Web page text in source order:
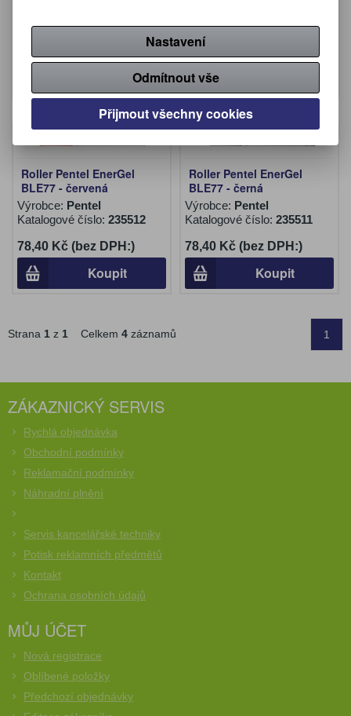
Katalogové číslo:248830
Katalogové číslo:235513
78,40 Kč (bez DPH:)
Roller Pentel EnerGel
BLE77 - červená
Výrobce: Pentel
Katalogové číslo: 235512
78,40 Kč (bez DPH:)
Koupit
Roller Pentel EnerGel
BLE77 - černá
Výrobce: Pentel
Katalogové číslo: 235511
78,40 Kč (bez DPH:)
Koupit
Strana 1 z 1 Celkem 4 záznamů 1
ZÁKAZNICKÝ SERVIS
Rychlá objednávka
Obchodní podmínky
Reklamační podmínky
Náhradní plnění
Servis kancelářské techniky
Potisk reklamních předmětů
Kontakt
Ochrana osobních údajů
MŮJ ÚČET
Nová registrace
Oblíbené položky
Předchozí objednávky
Nastavení
Odmítnout vše
Přijmout všechny cookies